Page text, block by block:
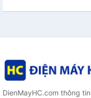
DienMayHC.com thông